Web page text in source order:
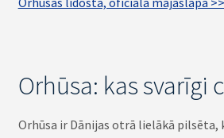
Orhūsa: kas svarīgi
Orhūsa ir Dānijas otrā lielākā pilsēta,